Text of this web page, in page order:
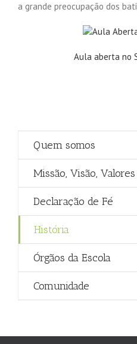
a grande preocupação dos
Aula aberta no
Quem somos
Missão, Visão,
Declaração de Fé
História
Órgãos da Escola
Comunidade